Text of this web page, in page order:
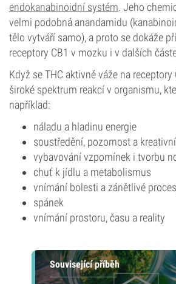
endokanabinoidní systém. Jeho
velmi podobná anandamidu
tělo vytváří samo), a proto se dokáže
receptory CB1 v mozku i v dalších
Když se THC aktivně váže na
široké spektrum reakcí v organismu,
například:
náladu a hladinu energie
soustředění, pozornost a
vybavování vzpomínek i tvorbu
chuť k jídlu a metabolismus
vnímání bolesti a zánětlivé
spánek
vnímání prostoru, času a reality
Související příběh